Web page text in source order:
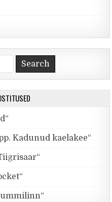
Kadunud kaelakee“